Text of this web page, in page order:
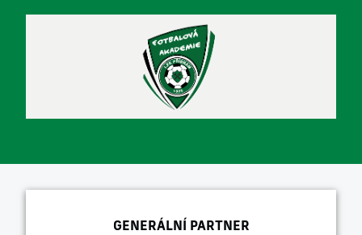
GENERÁLNÍ PARTNER